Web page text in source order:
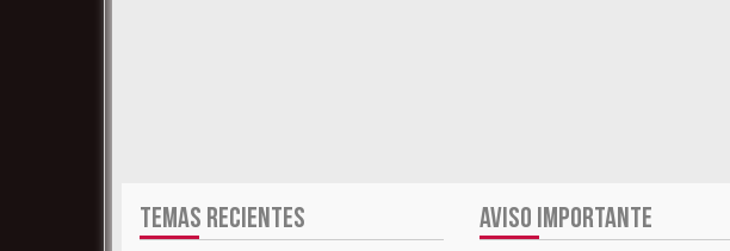
TEMAS RECIENTES AVISO IMPORTANTE